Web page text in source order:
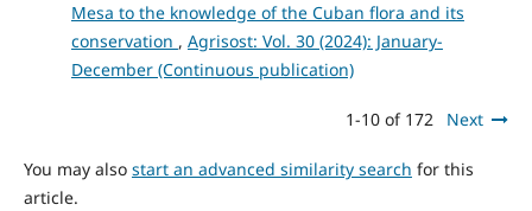
Mesa to the knowledge of the Cuban flora and its
conservation , Agrisost: Vol. 30 (2024): January-
December (Continuous publication)
1-10 of 172 Next
You may also start an advanced similarity search for this
article.